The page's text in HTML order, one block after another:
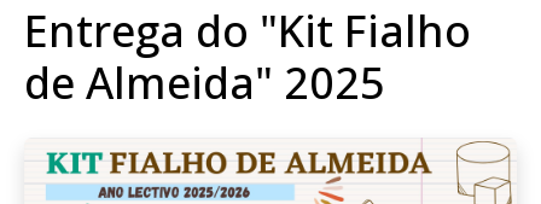
Entrega do "Kit Fialho
de Almeida" 2025